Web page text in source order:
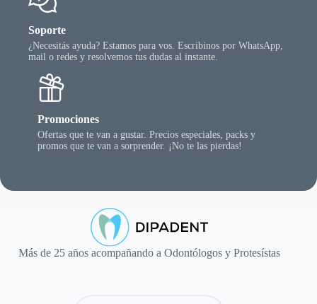
Soporte
¿Necesitás ayuda? Estamos para vos. Escribinos por WhatsApp,
mail o redes y resolvemos tus dudas al instante.
Promociones
Ofertas que te van a gustar. Precios especiales, packs y
promos que te van a sorprender. ¡No te las pierdas!
Más de 25 años acompañando a Odontólogos y Protesístas